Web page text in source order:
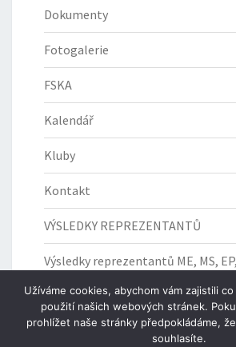
Dokumenty
Fotogalerie
FSKA
Kalendář
Kluby
Kontakt
VÝSLEDKY REPREZENTANTŮ
Výsledky reprezentantů ME, MS,
Užíváme cookies, abychom vám zajistili
použití našich webových stránek.
prohlížet naše stránky předpokládáme,
souhlasíte.